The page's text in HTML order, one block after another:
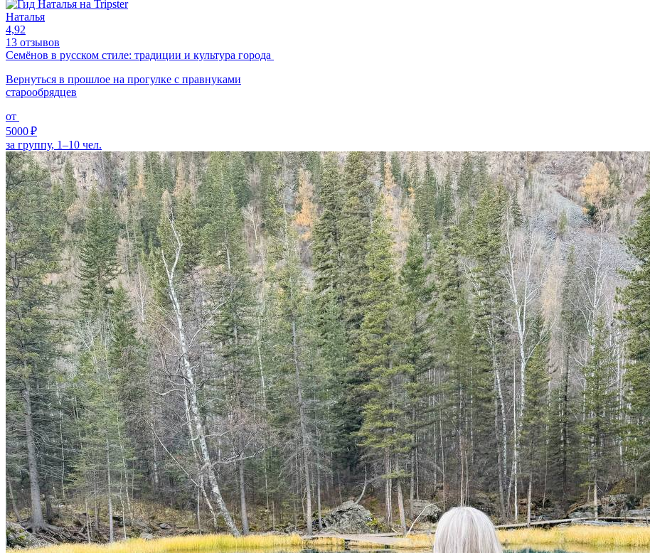
Наталья
4,92
13 отзывов
Семёнов в русском стиле: традиции и культура города
Вернуться в прошлое на прогулке с правнуками
старообрядцев
от
5000 ₽
за группу, 1–10 чел.